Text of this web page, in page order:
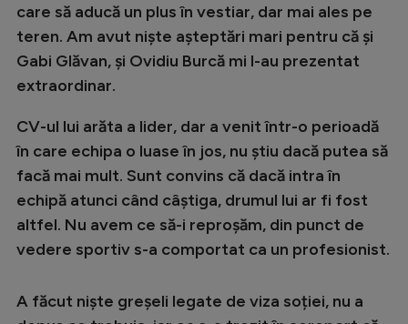
Ciclism
Alte sporturi
JO 2024
JO 2026
Intră în cont
care să aducă un plus în vestiar, dar mai ales pe
teren. Am avut niște așteptări mari pentru că și
Gabi Glăvan, și Ovidiu Burcă mi l-au prezentat
extraordinar.
CV-ul lui arăta a lider, dar a venit într-o perioadă
în care echipa o luase în jos, nu știu dacă putea să
facă mai mult. Sunt convins că dacă intra în
echipă atunci când câștiga, drumul lui ar fi fost
altfel. Nu avem ce să-i reproșăm, din punct de
vedere sportiv s-a comportat ca un profesionist.
A făcut niște greșeli legate de viza soției, nu a